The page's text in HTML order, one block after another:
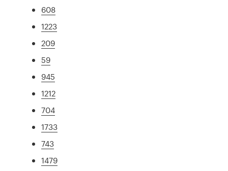
608
1223
209
59
945
1212
704
1733
743
1479